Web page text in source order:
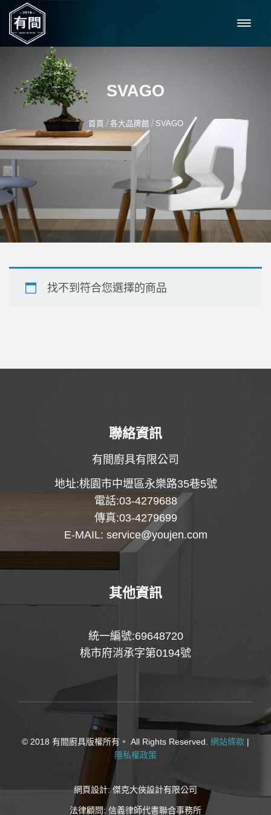
SVAGO
首頁 / 各大品牌館 / SVAGO
找不到符合您選擇的商品
聯絡資訊
有間廚具有限公司
地址:桃園市中壢區永樂路35巷5號
電話:03-4279688
傳真:03-4279699
E-MAIL: service@youjen.com
其他資訊
統一編號:69648720
桃市府消承字第0194號
© 2018 有間廚具版權所有。 All Rights Reserved. 網站條款 |
隱私權政策
網頁設計:傑克大俠設計有限公司
法律顧問:信義律師代書聯合事務所